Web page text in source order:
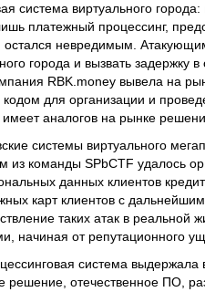
система виртуального
платежный процессинг,
остался невредимым.
города и вызвать задержку
RBK.money вывела на
для организации и
имеет аналогов на рынке
системы виртуального
команды SPbCTF удалось
данных клиентов
карт клиентов с
таких атак в реальной
начиная от репутационного
система
решение, отечественное ПО,